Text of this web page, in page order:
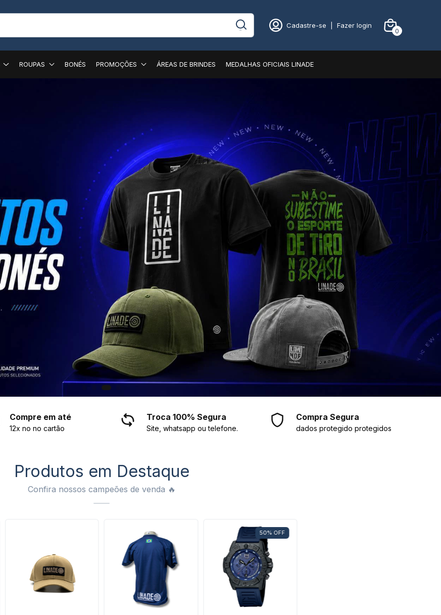
Cadastre-se Fazer login
0
ROUPAS BONÉS PROMOÇÕES ÁREAS DE BRINDES MEDALHAS OFICIAIS LINADE
Compre em até
12x no no cartão
Troca 100% Segura
Site, whatsapp ou telefone.
Compra Segura
dados protegido protegidos
Produtos em Destaque
Confira nossos campeões de venda 🔥
50% OFF